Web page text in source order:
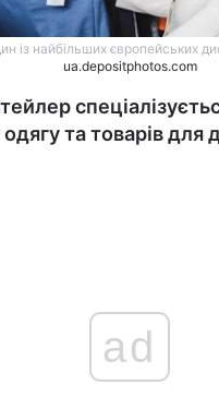
із найбільших європейських
ua.depositphotos.com
та товарів для
ad